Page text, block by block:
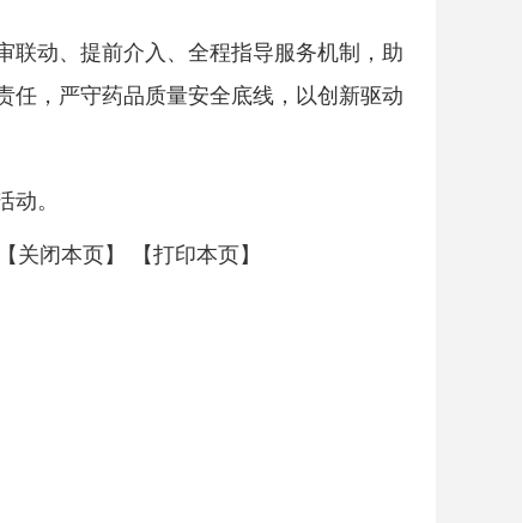
联动、提前介入、全程指导服务机制，助
任，严守药品质量安全底线，以创新驱动
。
【关闭本页】 【打印本页】